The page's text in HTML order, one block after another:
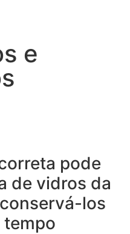
e
pode
de vidros da
los